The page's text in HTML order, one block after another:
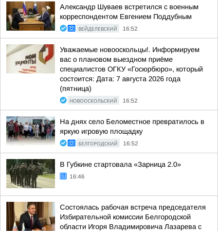
Александр Шуваев встретился с военным
корреспондентом Евгением Поддубным
ВЕЙДЕЛЕВСКИЙ 16:52
Уважаемые новооскольцы!. Информируем
вас о плановом выездном приёме
специалистов ОГКУ «Госюрбюро», который
состоится: Дата: 7 августа 2026 года
(пятница)
НОВООСКОЛЬСКИЙ 16:52
На днях село Беломестное превратилось в
яркую игровую площадку
БЕЛГОРОДСКИЙ 16:52
В Губкине стартовала «Зарница 2.0»
16:46
Состоялась рабочая встреча председателя
Избирательной комиссии Белгородской
области Игоря Владимировича Лазарева с